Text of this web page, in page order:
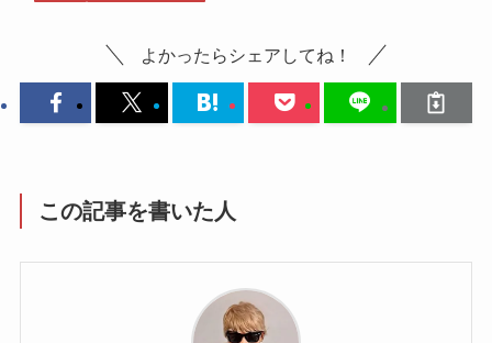
よかったらシェアしてね！
この記事を書いた人